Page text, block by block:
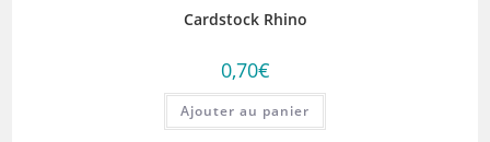
Cardstock Rhino
0,70€
Ajouter au panier